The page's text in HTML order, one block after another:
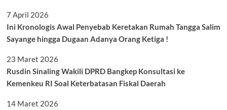
7 April 2026
Ini Kronologis Awal Penyebab Keretakan Rumah Tangga Salim
Sayange hingga Dugaan Adanya Orang Ketiga !
23 Maret 2026
Rusdin Sinaling Wakili DPRD Bangkep Konsultasi ke
Kemenkeu RI Soal Keterbatasan Fiskal Daerah
14 Maret 2026